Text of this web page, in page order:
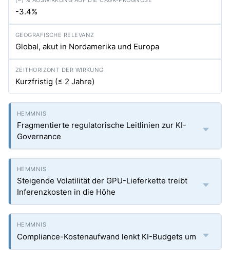
-3.4%
Global, akut in Nordamerika und Europa
Kurzfristig (≤ 2 Jahre)
Fragmentierte regulatorische Leitlinien zur KI-
Governance
Steigende Volatilität der GPU-Lieferkette treibt
Inferenzkosten in die Höhe
Compliance-Kostenaufwand lenkt KI-Budgets um